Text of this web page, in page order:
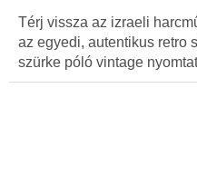
Térj vissza az izraeli
az egyedi, autentikus retro
szürke póló vintage